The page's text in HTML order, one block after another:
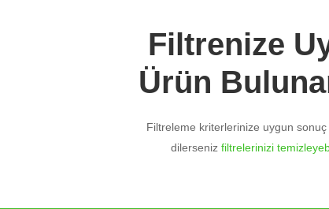
Filtrenize
Ürün
Filtreleme kriterlerinize uygun sonuç
dilerseniz filtrelerinizi